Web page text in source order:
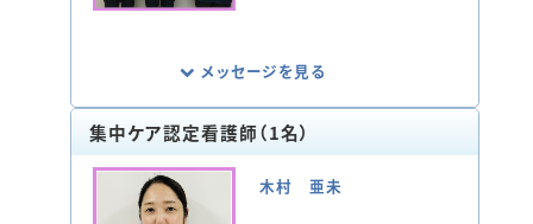
災害訓練の企画やマニュアル作成に取り組
メッセージを見る
急変の可能性がある患者さまの相談を受
け、患者さまの状態に合わせた看護を行い、
悪化を防ぐことができるような活動をしてい
ます。
集中ケア認定看護師（1名）
木村 亜未